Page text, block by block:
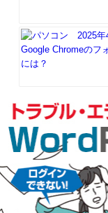
2025
Google Chromeのフ
には？